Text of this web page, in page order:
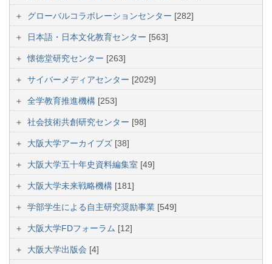
グローバルコラボレーションセンター [282]
日本語・日本文化教育センター [563]
懐徳堂研究センター [263]
サイバーメディアセンター [2029]
全学教育推進機構 [253]
社会技術共創研究センター [98]
大阪大学アーカイブズ [38]
大阪大学五十年史資料編集室 [49]
大阪大学未来戦略機構 [181]
学部学生による自主研究奨励事業 [549]
大阪大学FDフォーラム [12]
大阪大学出版会 [4]